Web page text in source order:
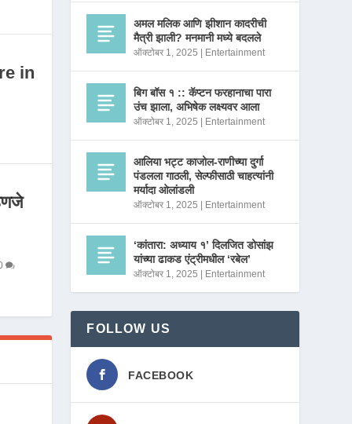
in
अमल मलिक आणि झीशान कादरीची
मैत्री झाली? मनमानी मध्ये बदलले
ऑक्टोबर 1, 2025 Entertainment
बिग बॉस १ :: कॅप्टन फरहानाचा पारा
उंच झाला, अभिषेक लक्ष्यवर आला
ऑक्टोबर 1, 2025 Entertainment
आलिया भट्ट काजोल-राणीच्या दुर्गा
पंडलला गाठली, सेल्फीसाठी चाहत्यांनी
मर्यादा ओलांडली
ऑक्टोबर 1, 2025 Entertainment
‘कांतारा: अध्याय १’ दिलजित डोसांझ
यांच्या ढाकड एंट्रीमधील ‘रबेल’
ऑक्टोबर 1, 2025 Entertainment
FOLLOW US
FACEBOOK